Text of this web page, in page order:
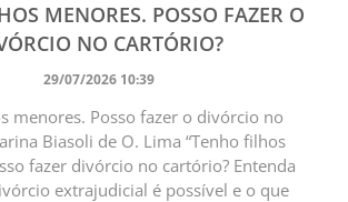
MENORES. POSSO FAZER O
NO CARTÓRIO?
29/07/2026 10:39
menores. Posso fazer o divórcio no
Biasoli de O. Lima “Tenho filhos
fazer divórcio no cartório? Entenda
extrajudicial é possível e o que